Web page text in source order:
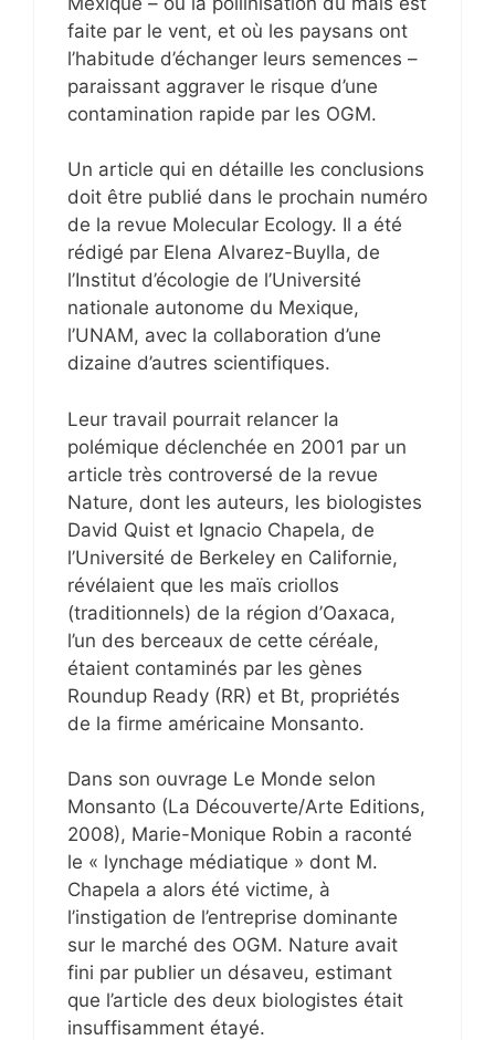
faite par le vent, et où les paysans ont
l’habitude d’échanger leurs semences –
paraissant aggraver le risque d’une
contamination rapide par les OGM.
Un article qui en détaille les conclusions
doit être publié dans le prochain numéro
de la revue Molecular Ecology. Il a été
rédigé par Elena Alvarez-Buylla, de
l’Institut d’écologie de l’Université
nationale autonome du Mexique,
l’UNAM, avec la collaboration d’une
dizaine d’autres scientifiques.
Leur travail pourrait relancer la
polémique déclenchée en 2001 par un
article très controversé de la revue
Nature, dont les auteurs, les biologistes
David Quist et Ignacio Chapela, de
l’Université de Berkeley en Californie,
révélaient que les maïs criollos
(traditionnels) de la région d’Oaxaca,
l’un des berceaux de cette céréale,
étaient contaminés par les gènes
Roundup Ready (RR) et Bt, propriétés
de la firme américaine Monsanto.
Dans son ouvrage Le Monde selon
Monsanto (La Découverte/Arte Editions,
2008), Marie-Monique Robin a raconté
le « lynchage médiatique » dont M.
Chapela a alors été victime, à
l’instigation de l’entreprise dominante
sur le marché des OGM. Nature avait
fini par publier un désaveu, estimant
que l’article des deux biologistes était
insuffisamment étayé.